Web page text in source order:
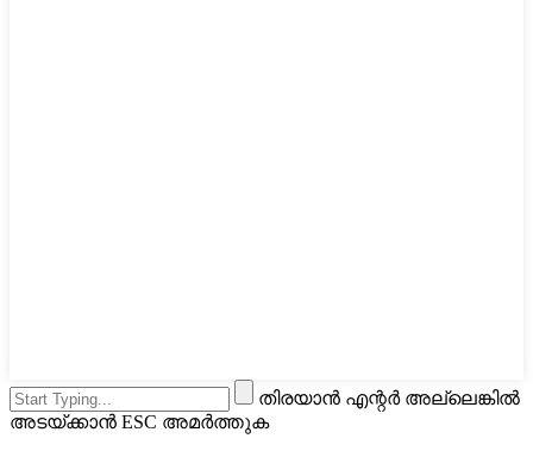
തിരയാൻ എന്റർ അല്ലെങ്കിൽ
അടയ്ക്കാൻ ESC അമർത്തുക